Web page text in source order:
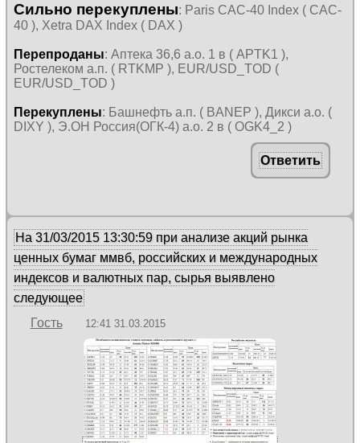
Сильно перекуплены: Paris CAC-40 Index ( CAC-
40 ), Xetra DAX Index ( DAX )
Перепроданы: Аптека 36,6 а.о. 1 в ( APTK1 ),
Ростелеком а.п. ( RTKMP ), EUR/USD_TOD (
EUR/USD_TOD )
Перекуплены: Башнефть а.п. ( BANEP ), Дикси а.о. (
DIXY ), Э.ОН Россия(ОГК-4) а.о. 2 в ( OGK4_2 )
Ответить
На 31/03/2015 13:30:59 при анализе акций рынка
ценных бумаг ммвб, российских и международных
индексов и валютных пар, сырья выявлено
следующее
Гость
12:41 31.03.2015